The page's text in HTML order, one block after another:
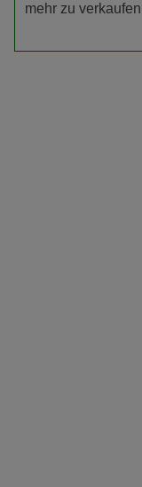
mehr zu